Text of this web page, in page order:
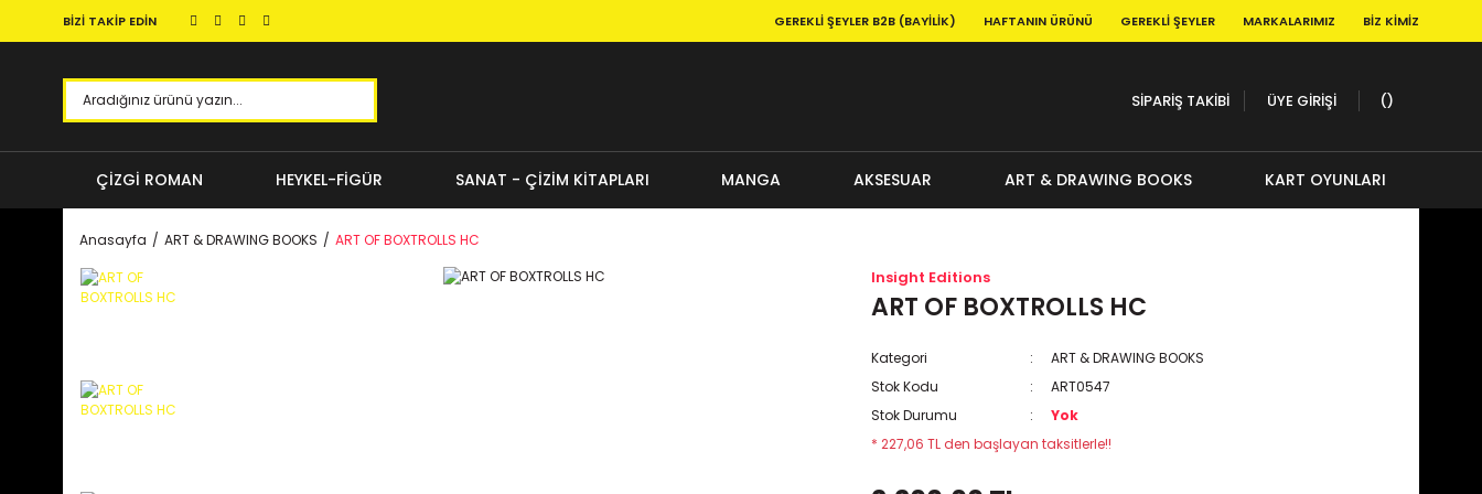
BİZİ TAKİP EDİN GEREKLI ŞEYLER B2B (BAYILIK) HAFTANIN ÜRÜNÜ GEREKLI ŞEYLER MARKALARIMIZ BIZ KIMIZ
SİPARİŞ TAKİBİ ÜYE GİRİŞİ
ÇİZGİ ROMAN HEYKEL-FİGÜR SANAT - ÇİZİM KİTAPLARI MANGA AKSESUAR ART & DRAWING BOOKS KART OYUNLARI
Anasayfa ART & DRAWING BOOKS ART OF BOXTROLLS HC
Insight Editions
ART OF BOXTROLLS HC
Kategori
ART & DRAWING BOOKS
Stok Kodu
ART0547
Stok Durumu
Yok
* 227,06 TL den başlayan taksitlerle!!